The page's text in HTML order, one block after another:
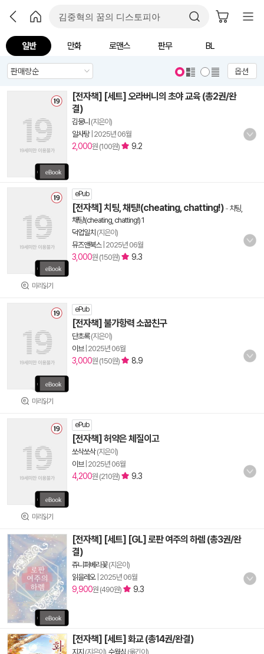
일반 만화 로맨스 판무 BL
옵션
[전자책] [세트] 오라버니의 초야 교육 (총2권/완
결)
김뭉니 (지은이)
알사탕| 2025년 06월
2,000원 (100원) 9.2
미리읽기
ePub
[전자책] 치팅, 채팅!(cheating, chatting!) - 치팅,
채팅!(cheating, chatting!) 1
덕업일치 (지은이)
뮤즈앤북스| 2025년 06월
3,000원 (150원) 9.3
미리읽기
ePub
[전자책] 불가항력 소꿉친구
단초록(지은이)
이브| 2025년 06월
3,000원 (150원) 8.9
미리읽기
ePub
[전자책] 허약은 체질이고
쏘삭쏘삭(지은이)
이브| 2025년 06월
4,200원 (210원) 9.3
[전자책] [세트] [GL] 로판 여주의 하렘 (총3권/완
결)
쥬니퍼베리꽃(지은이)
읽을레오| 2025년 06월
9,900원 (490원) 9.3
[전자책] [세트] 화교 (총14권/완결)
지지 (지은이), 수월심 (옮긴이)